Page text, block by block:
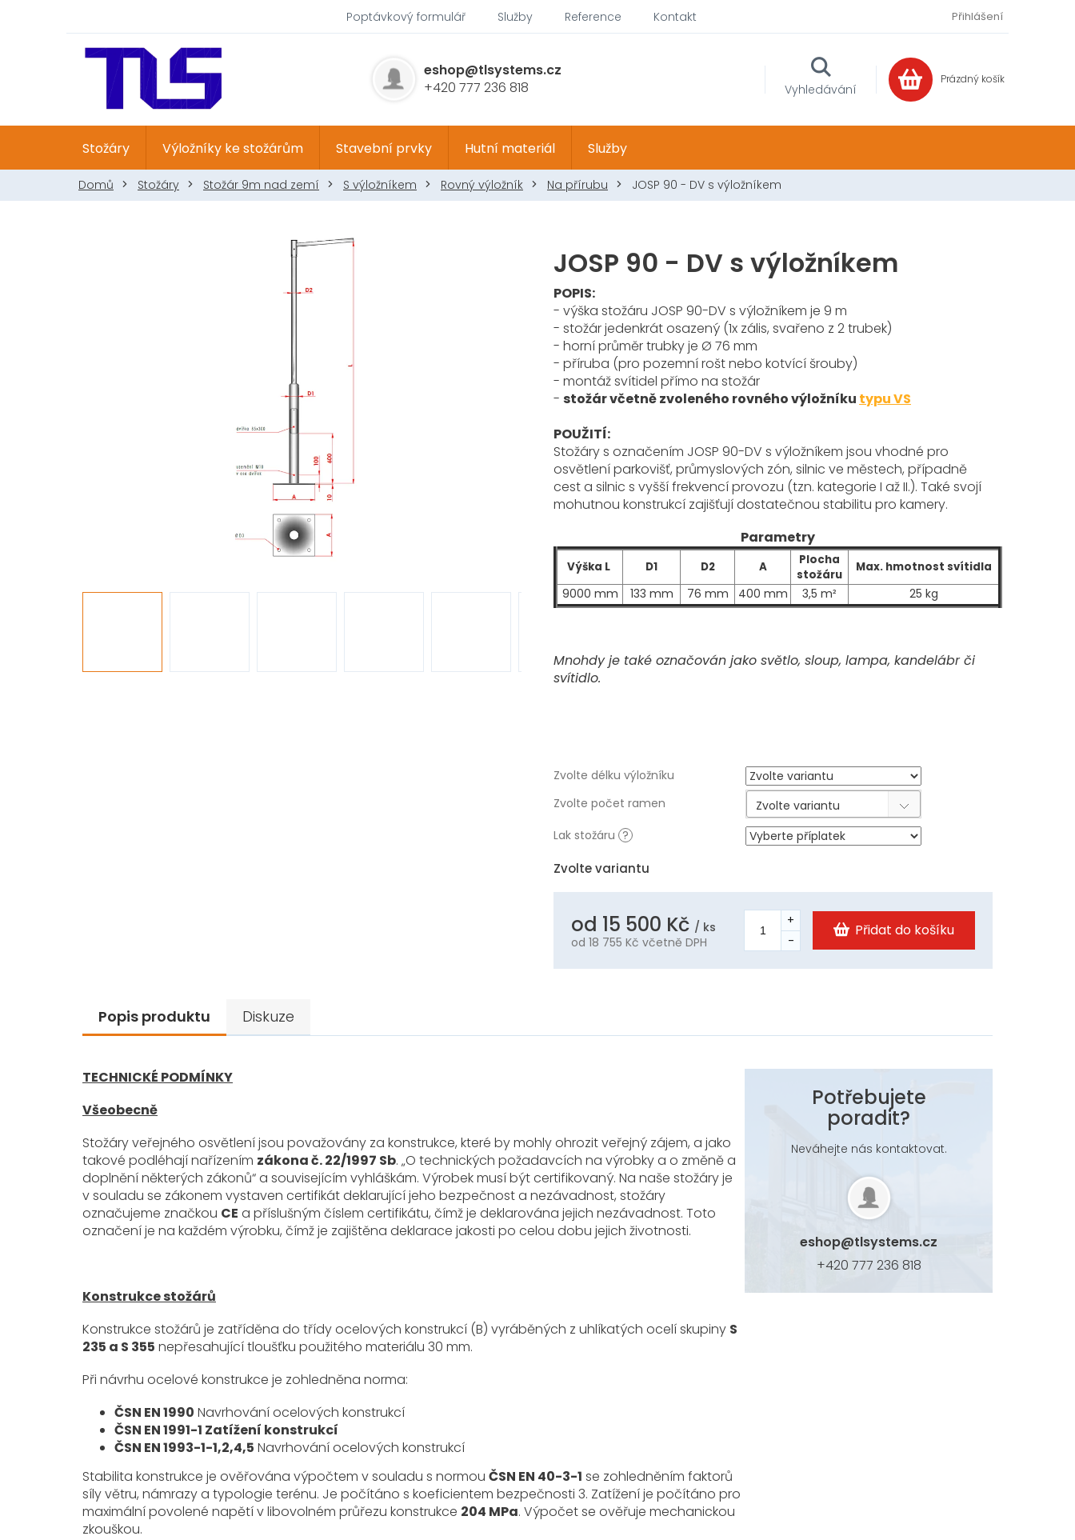
Poptávkový formulář Služby Reference Kontakt Přihlášení
NÁKUPNÍ
KOŠÍK
Prázdný košík
Vyhledávání
+420 777 236 818
eshop@tlsystems.cz
Stožáry Výložníky ke stožárům Stavební prvky Hutní materiál Služby
Domů Stožáry Stožár 9m nad zemí S výložníkem Rovný výložník Na přírubu JOSP 90 - DV s výložníkem
Zvolte variantu
Zvolte délku výložníku
Zvolte počet ramen
Zvolte variantu
Lak stožáru ?
POPIS:
- výška stožáru JOSP 90-DV s výložníkem je 9 m
- stožár jedenkrát osazený (1x zális, svařeno z 2 trubek)
- horní průměr trubky je Ø 76 mm
- příruba (pro pozemní rošt nebo kotvící šrouby)
- montáž svítidel přímo na stožár
- stožár včetně zvoleného rovného výložníku typu VS
POUŽITÍ:
Stožáry s označením JOSP 90-DV s výložníkem jsou vhodné pro
osvětlení parkovišť, průmyslových zón, silnic ve městech, případně
cest a silnic s vyšší frekvencí provozu (tzn. kategorie I až II.). Také svojí
mohutnou konstrukcí zajišťují dostatečnou stabilitu pro kamery.
Parametry
Výška L D1 D2 A
Plocha
stožáru
Max. hmotnost svítidla
9000 mm 133 mm 76 mm 400 mm 3,5 m² 25 kg
Mnohdy je také označován jako světlo, sloup, lampa, kandelábr či
svítidlo.
od 15 500 Kč / ks
od 18 755 Kč včetně DPH
cena:
Přidat do košíku
JOSP 90 - DV s výložníkem
Popis produktu Diskuze
TECHNICKÉ PODMÍNKY
Všeobecně
Stožáry veřejného osvětlení jsou považovány za konstrukce, které by mohly ohrozit veřejný zájem, a jako
takové podléhají nařízením zákona č. 22/1997 Sb. „O technických požadavcích na výrobky a o změně a
doplnění některých zákonů“ a souvisejícím vyhláškám. Výrobek musí být certifikovaný. Na naše stožáry je
v souladu se zákonem vystaven certifikát deklarující jeho bezpečnost a nezávadnost, stožáry
označujeme značkou CE a příslušným číslem certifikátu, čímž je deklarována jejich nezávadnost. Toto
označení je na každém výrobku, čímž je zajištěna deklarace jakosti po celou dobu jejich životnosti.
Konstrukce stožárů
Konstrukce stožárů je zatříděna do třídy ocelových konstrukcí (B) vyráběných z uhlíkatých ocelí skupiny S
235 a S 355 nepřesahující tloušťku použitého materiálu 30 mm.
Při návrhu ocelové konstrukce je zohledněna norma:
ČSN EN 1990 Navrhování ocelových konstrukcí
ČSN EN 1991-1 Zatížení konstrukcí
ČSN EN 1993-1-1,2,4,5 Navrhování ocelových konstrukcí
Stabilita konstrukce je ověřována výpočtem v souladu s normou ČSN EN 40-3-1 se zohledněním faktorů
síly větru, námrazy a typologie terénu. Je počítáno s koeficientem bezpečnosti 3. Zatížení je počítáno pro
maximální povolené napětí v libovolném průřezu konstrukce 204 MPa. Výpočet se ověřuje mechanickou
zkouškou.
Potřebujete
poradit?
Neváhejte nás kontaktovat.
eshop@tlsystems.cz
+420 777 236 818